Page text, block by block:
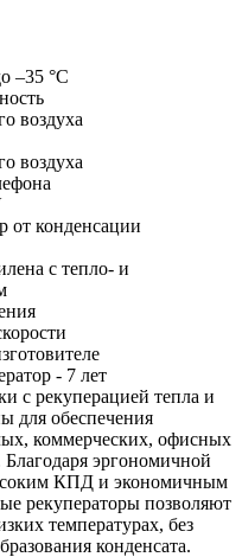
–35 °С
воздуха
воздуха
от конденсации
с тепло- и
- 7 лет
с рекуперацией тепла и
для обеспечения
коммерческих, офисных
эргономичной
КПД и экономичным
рекуператоры позволяют
температурах, без
конденсата.